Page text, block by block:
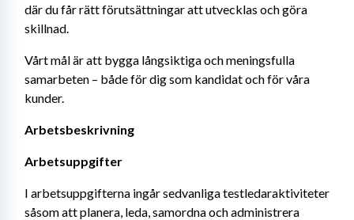
där du får rätt förutsättningar att utvecklas och göra
skillnad.
Vårt mål är att bygga långsiktiga och meningsfulla
samarbeten – både för dig som kandidat och för våra
kunder.
Arbetsbeskrivning
Arbetsuppgifter
I arbetsuppgifterna ingår sedvanliga testledaraktiviteter
såsom att planera, leda, samordna och administrera